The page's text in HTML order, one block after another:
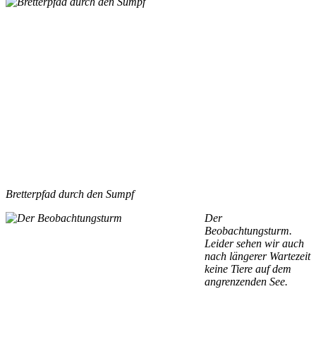
Bretterpfad durch den Sumpf
Der
Beobachtungsturm.
Leider sehen wir auch
nach längerer Wartezeit
keine Tiere auf dem
angrenzenden See.